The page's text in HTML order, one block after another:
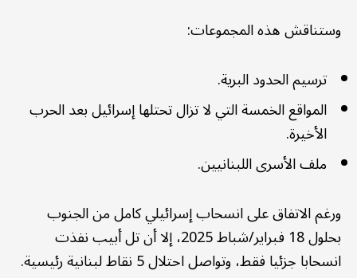
وستناقش هذه المجموعات:
ترسيم الحدود البرية.
المواقع الخمسة التي لا تزال تحتلها إسرائيل بعد الحرب
الأخيرة.
ملف الأسرى اللبنانيين.
ورغم الاتفاق على انسحاب إسرائيلي كامل من الجنوب
بحلول 18 فبراير/شباط 2025، إلا أن تل أبيب نفذت
انسحابا جزئيا فقط، وتواصل احتلال 5 نقاط لبنانية رئيسية.